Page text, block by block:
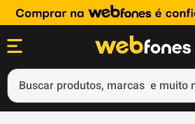
Buscar produtos, marcas e muito